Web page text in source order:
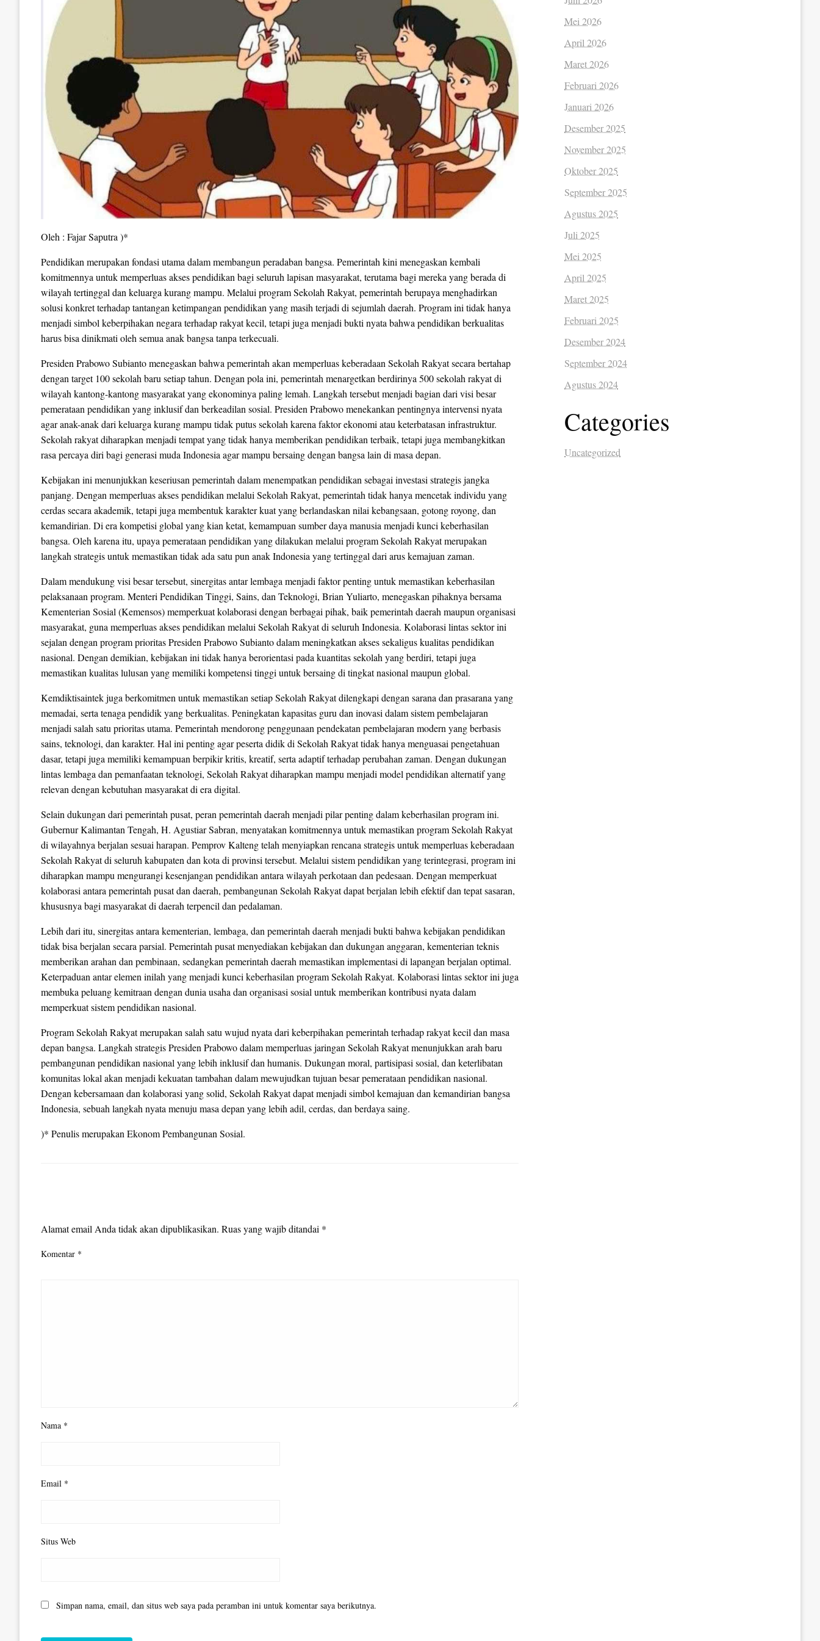
Oleh : Fajar Saputra )*
Pendidikan merupakan fondasi utama dalam membangun peradaban bangsa. Pemerintah kini menegaskan kembali
komitmennya untuk memperluas akses pendidikan bagi seluruh lapisan masyarakat, terutama bagi mereka yang berada di
wilayah tertinggal dan keluarga kurang mampu. Melalui program Sekolah Rakyat, pemerintah berupaya menghadirkan
solusi konkret terhadap tantangan ketimpangan pendidikan yang masih terjadi di sejumlah daerah. Program ini tidak hanya
menjadi simbol keberpihakan negara terhadap rakyat kecil, tetapi juga menjadi bukti nyata bahwa pendidikan berkualitas
harus bisa dinikmati oleh semua anak bangsa tanpa terkecuali.
Presiden Prabowo Subianto menegaskan bahwa pemerintah akan memperluas keberadaan Sekolah Rakyat secara bertahap
dengan target 100 sekolah baru setiap tahun. Dengan pola ini, pemerintah menargetkan berdirinya 500 sekolah rakyat di
wilayah kantong-kantong masyarakat yang ekonominya paling lemah. Langkah tersebut menjadi bagian dari visi besar
pemerataan pendidikan yang inklusif dan berkeadilan sosial. Presiden Prabowo menekankan pentingnya intervensi nyata
agar anak-anak dari keluarga kurang mampu tidak putus sekolah karena faktor ekonomi atau keterbatasan infrastruktur.
Sekolah rakyat diharapkan menjadi tempat yang tidak hanya memberikan pendidikan terbaik, tetapi juga membangkitkan
rasa percaya diri bagi generasi muda Indonesia agar mampu bersaing dengan bangsa lain di masa depan.
Kebijakan ini menunjukkan keseriusan pemerintah dalam menempatkan pendidikan sebagai investasi strategis jangka
panjang. Dengan memperluas akses pendidikan melalui Sekolah Rakyat, pemerintah tidak hanya mencetak individu yang
cerdas secara akademik, tetapi juga membentuk karakter kuat yang berlandaskan nilai kebangsaan, gotong royong, dan
kemandirian. Di era kompetisi global yang kian ketat, kemampuan sumber daya manusia menjadi kunci keberhasilan
bangsa. Oleh karena itu, upaya pemerataan pendidikan yang dilakukan melalui program Sekolah Rakyat merupakan
langkah strategis untuk memastikan tidak ada satu pun anak Indonesia yang tertinggal dari arus kemajuan zaman.
Dalam mendukung visi besar tersebut, sinergitas antar lembaga menjadi faktor penting untuk memastikan keberhasilan
pelaksanaan program. Menteri Pendidikan Tinggi, Sains, dan Teknologi, Brian Yuliarto, menegaskan pihaknya bersama
Kementerian Sosial (Kemensos) memperkuat kolaborasi dengan berbagai pihak, baik pemerintah daerah maupun organisasi
masyarakat, guna memperluas akses pendidikan melalui Sekolah Rakyat di seluruh Indonesia. Kolaborasi lintas sektor ini
sejalan dengan program prioritas Presiden Prabowo Subianto dalam meningkatkan akses sekaligus kualitas pendidikan
nasional. Dengan demikian, kebijakan ini tidak hanya berorientasi pada kuantitas sekolah yang berdiri, tetapi juga
memastikan kualitas lulusan yang memiliki kompetensi tinggi untuk bersaing di tingkat nasional maupun global.
Kemdiktisaintek juga berkomitmen untuk memastikan setiap Sekolah Rakyat dilengkapi dengan sarana dan prasarana yang
memadai, serta tenaga pendidik yang berkualitas. Peningkatan kapasitas guru dan inovasi dalam sistem pembelajaran
menjadi salah satu prioritas utama. Pemerintah mendorong penggunaan pendekatan pembelajaran modern yang berbasis
sains, teknologi, dan karakter. Hal ini penting agar peserta didik di Sekolah Rakyat tidak hanya menguasai pengetahuan
dasar, tetapi juga memiliki kemampuan berpikir kritis, kreatif, serta adaptif terhadap perubahan zaman. Dengan dukungan
lintas lembaga dan pemanfaatan teknologi, Sekolah Rakyat diharapkan mampu menjadi model pendidikan alternatif yang
relevan dengan kebutuhan masyarakat di era digital.
Selain dukungan dari pemerintah pusat, peran pemerintah daerah menjadi pilar penting dalam keberhasilan program ini.
Gubernur Kalimantan Tengah, H. Agustiar Sabran, menyatakan komitmennya untuk memastikan program Sekolah Rakyat
di wilayahnya berjalan sesuai harapan. Pemprov Kalteng telah menyiapkan rencana strategis untuk memperluas keberadaan
Sekolah Rakyat di seluruh kabupaten dan kota di provinsi tersebut. Melalui sistem pendidikan yang terintegrasi, program ini
diharapkan mampu mengurangi kesenjangan pendidikan antara wilayah perkotaan dan pedesaan. Dengan memperkuat
kolaborasi antara pemerintah pusat dan daerah, pembangunan Sekolah Rakyat dapat berjalan lebih efektif dan tepat sasaran,
khususnya bagi masyarakat di daerah terpencil dan pedalaman.
Lebih dari itu, sinergitas antara kementerian, lembaga, dan pemerintah daerah menjadi bukti bahwa kebijakan pendidikan
tidak bisa berjalan secara parsial. Pemerintah pusat menyediakan kebijakan dan dukungan anggaran, kementerian teknis
memberikan arahan dan pembinaan, sedangkan pemerintah daerah memastikan implementasi di lapangan berjalan optimal.
Keterpaduan antar elemen inilah yang menjadi kunci keberhasilan program Sekolah Rakyat. Kolaborasi lintas sektor ini juga
membuka peluang kemitraan dengan dunia usaha dan organisasi sosial untuk memberikan kontribusi nyata dalam
memperkuat sistem pendidikan nasional.
Program Sekolah Rakyat merupakan salah satu wujud nyata dari keberpihakan pemerintah terhadap rakyat kecil dan masa
depan bangsa. Langkah strategis Presiden Prabowo dalam memperluas jaringan Sekolah Rakyat menunjukkan arah baru
pembangunan pendidikan nasional yang lebih inklusif dan humanis. Dukungan moral, partisipasi sosial, dan keterlibatan
komunitas lokal akan menjadi kekuatan tambahan dalam mewujudkan tujuan besar pemerataan pendidikan nasional.
Dengan kebersamaan dan kolaborasi yang solid, Sekolah Rakyat dapat menjadi simbol kemajuan dan kemandirian bangsa
Indonesia, sebuah langkah nyata menuju masa depan yang lebih adil, cerdas, dan berdaya saing.
)* Penulis merupakan Ekonom Pembangunan Sosial.
Alamat email Anda tidak akan dipublikasikan. Ruas yang wajib ditandai *
Komentar *
Nama *
Email *
Situs Web
Simpan nama, email, dan situs web saya pada peramban ini untuk komentar saya berikutnya.
Mei 2026
April 2026
Maret 2026
Februari 2026
Januari 2026
Desember 2025
November 2025
Oktober 2025
September 2025
Agustus 2025
Juli 2025
Mei 2025
April 2025
Maret 2025
Februari 2025
Desember 2024
September 2024
Agustus 2024
Categories
Uncategorized